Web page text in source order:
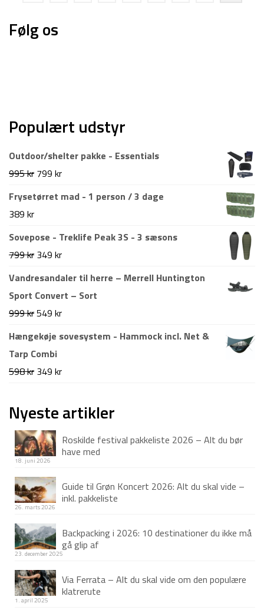
Følg os
Populært udstyr
Outdoor/shelter pakke - Essentials
995kr Den
oprindelige
995 kr.
799 krDen
aktuelle
799 kr.
Frysetørret mad - 1 person / 3 dage
389 kr
Sovepose - Treklife Peak 3S - 3 sæsons
799kr Den
oprindelige
pris
var:
349 krDen
aktuelle
pris
Vandresandaler til herre – Merrell Huntington
Sport Convert – Sort
999krDen
oprindelige
var:
549 krDen
Hængekøje sovesystem - Hammock incl. Net &
Tarp Combi
598kr Den
pris
598 kr.
349 krDen
349 kr.
Nyeste artikler
Roskilde festival pakkeliste 2026 – Alt du bør
have med
18. juni 2026
Guide til Grøn Koncert 2026: Alt du skal vide –
inkl. pakkeliste
26. marts 2026
Backpacking i 2026: 10 destinationer du ikke må
gå glip af
23. december 2025
Via Ferrata – Alt du skal vide om den populære
klatrerute
1. april 2025